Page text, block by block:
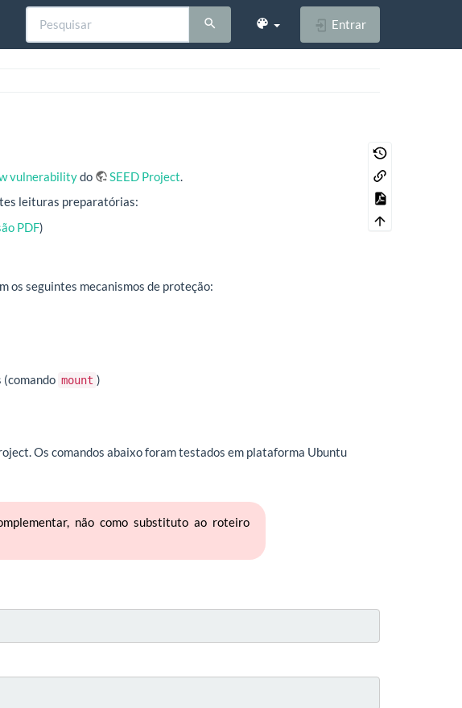
Entrar
vulnerabilitydo SEED Project
leituras preparatórias:
PDF)
os seguintes mecanismos de proteção:
(comando mount )
Os comandos abaixo foram testados em plataforma Ubuntu
não como substituto ao roteiro